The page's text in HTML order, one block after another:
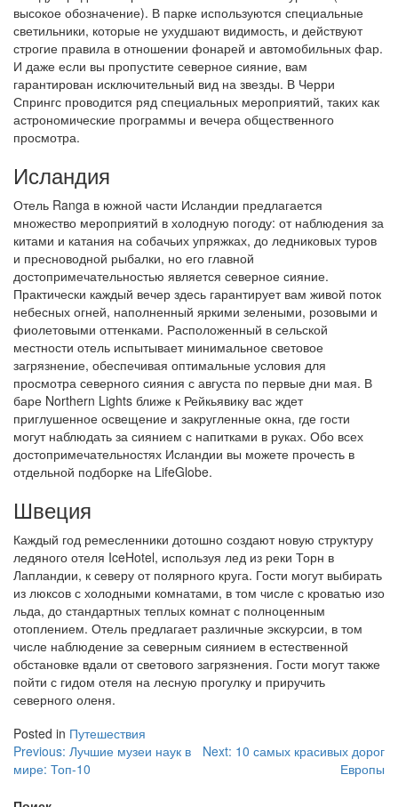
высокое обозначение). В парке используются специальные
светильники, которые не ухудшают видимость, и действуют
строгие правила в отношении фонарей и автомобильных фар.
И даже если вы пропустите северное сияние, вам
гарантирован исключительный вид на звезды. В Черри
Спрингс проводится ряд специальных мероприятий, таких как
астрономические программы и вечера общественного
просмотра.
Исландия
Отель Ranga в южной части Исландии предлагается
множество мероприятий в холодную погоду: от наблюдения за
китами и катания на собачьих упряжках, до ледниковых туров
и пресноводной рыбалки, но его главной
достопримечательностью является северное сияние.
Практически каждый вечер здесь гарантирует вам живой поток
небесных огней, наполненный яркими зелеными, розовыми и
фиолетовыми оттенками. Расположенный в сельской
местности отель испытывает минимальное световое
загрязнение, обеспечивая оптимальные условия для
просмотра северного сияния с августа по первые дни мая. В
баре Northern Lights ближе к Рейкьявику вас ждет
приглушенное освещение и закругленные окна, где гости
могут наблюдать за сиянием с напитками в руках. Обо всех
достопримечательностях Исландии вы можете прочесть в
отдельной подборке на LifeGlobe.
Швеция
Каждый год ремесленники дотошно создают новую структуру
ледяного отеля IceHotel, используя лед из реки Торн в
Лапландии, к северу от полярного круга. Гости могут выбирать
из люксов с холодными комнатами, в том числе с кроватью изо
льда, до стандартных теплых комнат с полноценным
отоплением. Отель предлагает различные экскурсии, в том
числе наблюдение за северным сиянием в естественной
обстановке вдали от светового загрязнения. Гости могут также
пойти с гидом отеля на лесную прогулку и приручить
северного оленя.
Posted in Путешествия
Навигация
по
Previous: Лучшие музеи наук в
мире: Топ-10
Next: 10 самых красивых дорог
Европы